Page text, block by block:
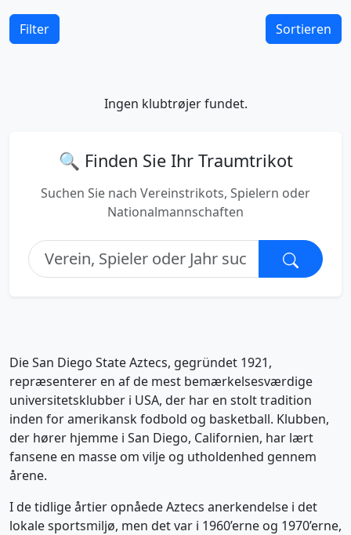
Filter Sortieren
Ingen klubtrøjer fundet.
🔍 Finden Sie Ihr Traumtrikot
Suchen Sie nach Vereinstrikots, Spielern oder
Nationalmannschaften
Die San Diego State Aztecs, gegründet 1921,
repræsenterer en af de mest bemærkelsesværdige
universitetsklubber i USA, der har en stolt tradition
inden for amerikansk fodbold og basketball. Klubben,
der hører hjemme i San Diego, Californien, har lært
fansene en masse om vilje og utholdenhed gennem
årene.
I de tidlige årtier opnåede Aztecs anerkendelse i det
lokale sportsmiljø, men det var i 1960’erne og 1970’erne,